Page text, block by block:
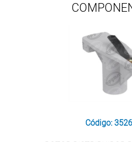
Código: